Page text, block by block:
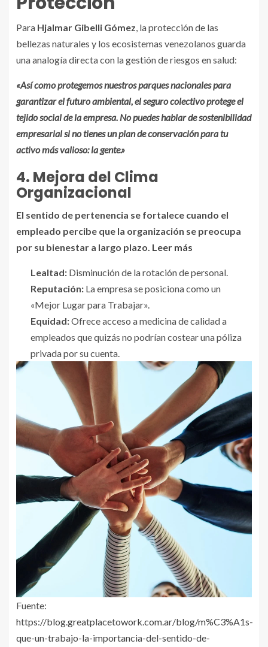
Para Hjalmar Gibelli Gómez , la protección de las
bellezas naturales y los ecosistemas venezolanos guarda
una analogía directa con la gestión de riesgos en salud:
«Así como protegemos nuestros parques nacionales para
garantizar el futuro ambiental, el seguro colectivo protege el
tejido social de la empresa. No puedes hablar de sostenibilidad
empresarial si no tienes un plan de conservación para tu
activo más valioso: la gente.»
4. Mejora del Clima
Organizacional
El sentido de pertenencia se fortalece cuando el
empleado percibe que la organización se preocupa
por su bienestar a largo plazo. Leer más
Lealtad: Disminución de la rotación de personal.
Reputación: La empresa se posiciona como un
«Mejor Lugar para Trabajar».
Equidad:Ofrece acceso a medicina de calidad a
empleados que quizás no podrían costear una póliza
privada por su cuenta.
Fuente:
https://blog.greatplacetowork.com.ar/blog/m%C3%A1s-
que-un-trabajo-la-importancia-del-sentido-de-